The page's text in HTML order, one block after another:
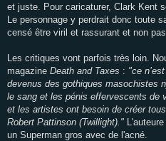
et juste. Pour caricaturer, Clark Kent
Le personnage y perdrait donc toute
censé être viril et rassurant et non
Les critiques vont parfois très loin.
magazine Death and Taxes : "ce
devenus des gothiques masochistes
le sang et les pénis effervescents de
et les artistes ont besoin de créer
Robert Pattinson (Twillight)."
un Superman gros avec de l'acné.